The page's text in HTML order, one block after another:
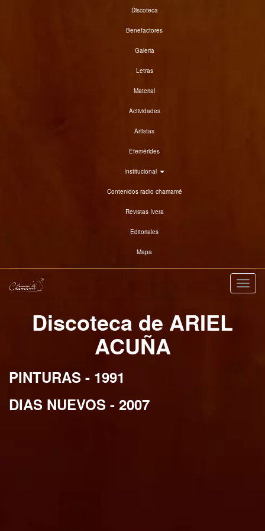
Discoteca
Benefactores
Galeria
Letras
Material
Actividades
Artistas
Efemérides
Institucional
Contenidos radio chamamé
Revistas Ivera
Editoriales
Mapa
Discoteca de ARIEL
ACUÑA
PINTURAS - 1991
DIAS NUEVOS - 2007